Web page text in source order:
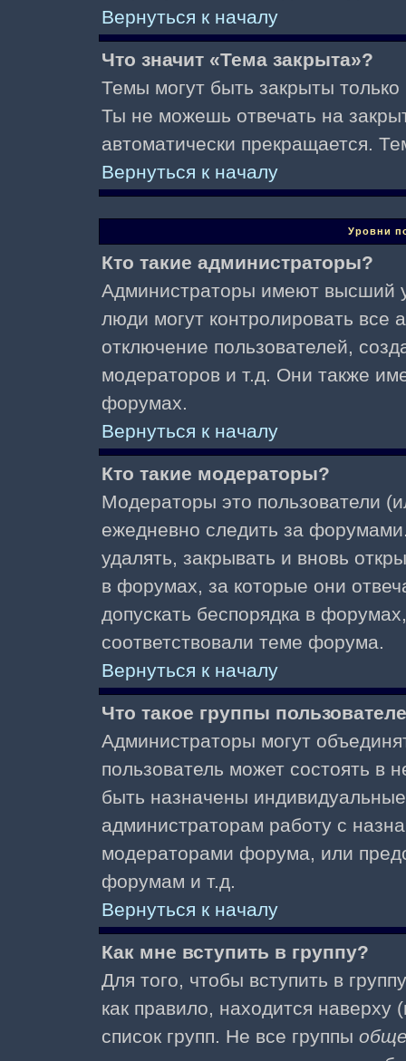
Вернуться к началу
Что значит «Тема закрыта»?
Темы могут быть закрыты
Ты не можешь отвечать на
автоматически прекращается.
Вернуться к началу
Уровни
Кто такие администраторы?
Администраторы имеют высший
люди могут контролировать все
отключение пользователей,
модераторов и т.д. Они также
форумах.
Вернуться к началу
Кто такие модераторы?
Модераторы это пользователи
ежедневно следить за
удалять, закрывать и вновь
в форумах, за которые они
допускать беспорядка в
соответствовали теме форума.
Вернуться к началу
Что такое группы
Администраторы могут
пользователь может состоять в
быть назначены
администраторам работу с
модераторами форума, или
форумам и т.д.
Вернуться к началу
Как мне вступить в группу?
Для того, чтобы вступить в
как правило, находится
список групп. Не все группы